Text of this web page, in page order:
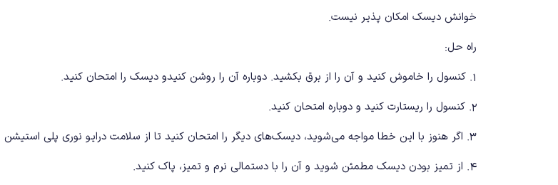
خوانش دیسک امکان پذیر نیست.
راه حل:
۱. کنسول را خاموش کنید و آن را از برق بکشید. دوباره آن را روشن کنیدو دیسک را امتحان کنید.
۲. کنسول را ریستارت کنید و دوباره امتحان کنید.
۳. اگر هنوز با این خطا مواجه می‌شوید، دیسک‌های دیگر را امتحان کنید تا از سلامت درایو نوری پلی استیشن ۵ مطمئن شوید.
۴. از تمیز بودن دیسک مطمئن شوید و آن را با دستمالی نرم و تمیز، پاک کنید.